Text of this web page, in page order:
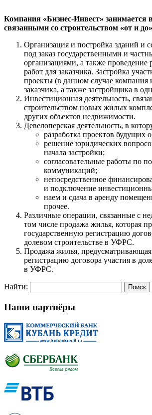
Компания «Бизнес-Инвест» занимается
связанными со строительством «от и
Организация и постройка зданий и
под заказ государственными и
организациями, а также проведение
работ для заказчика. Застройка
проекты (в данном случае компания
заказчика, а также застройщика в
Инвестиционная деятельность,
строительством новых жилых
других объектов недвижимости.
Девелоперская деятельность, в
разработка проектов будущих
решение юридических
начала застройки;
согласовательные работы по
коммуникаций;
непосредственное
и подключение
наем и сдача в аренду
прочее.
Различные операции, связанные с
том числе продажа жилья, которая
государственную регистрацию
долевом строительстве в УФРС.
Продажа жилья, предусматривающая
регистрацию договора участия в
в УФРС.
Найти:
Наши партнёры